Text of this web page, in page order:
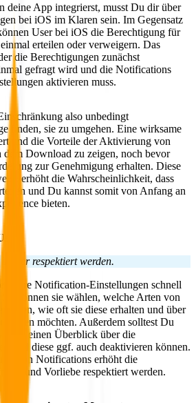
deine App integrierst, musst Du dir über
bei iOS im Klaren sein. Im Gegensatz
User bei iOS die Berechtigung für
erteilen oder verweigern. Das
die Berechtigungen zunächst
gefragt wird und die Notifications
aktivieren muss.
also unbedingt
finden, sie zu umgehen. Eine wirksame
und die Vorteile der Aktivierung von
Download zu zeigen, noch bevor
zur Genehmigung erhalten. Diese
erhöht die Wahrscheinlichkeit, dass
und Du kannst somit von Anfang an
bieten.
respektiert werden.
ihre Notification-Einstellungen schnell
können sie wählen, welche Arten von
wie oft sie diese erhalten und über
möchten. Außerdem solltest Du
die einen Überblick über die
und diese ggf. auch deaktivieren können.
von Notifications erhöht die
und Vorliebe respektiert werden.